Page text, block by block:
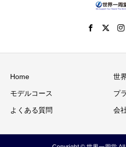
Home 世
モデルコース プ
よくある質問 会